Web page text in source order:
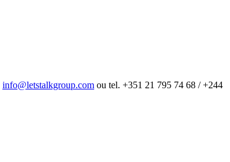
info@letstalkgroup.com ou tel. +351 21 795 74 68 / +244